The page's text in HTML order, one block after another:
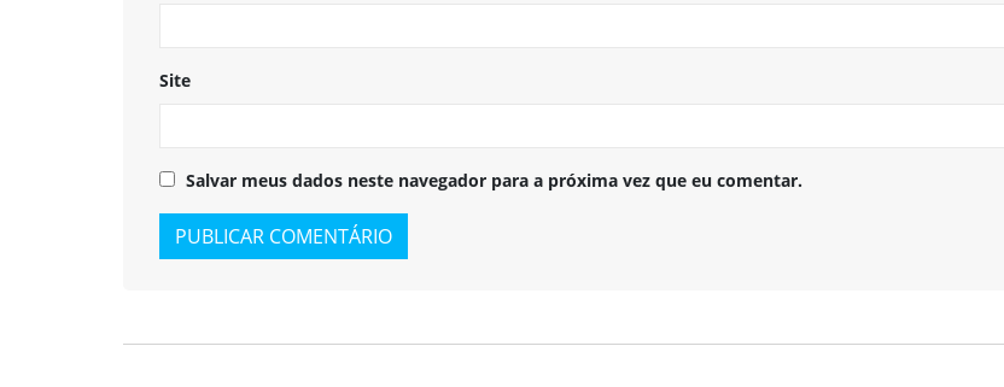
Site
Salvar meus dados neste navegador para a próxima vez que eu comentar.